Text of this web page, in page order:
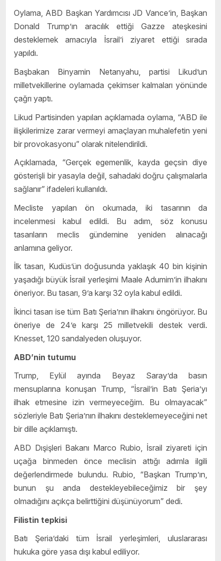
Oylama, ABD Başkan Yardımcısı JD Vance’in, Başkan
Donald Trump’ın aracılık ettiği Gazze ateşkesini
desteklemek amacıyla İsrail’i ziyaret ettiği sırada
yapıldı.
Başbakan Binyamin Netanyahu, partisi Likud’un
milletvekillerine oylamada çekimser kalmaları yönünde
çağrı yaptı.
Likud Partisinden yapılan açıklamada oylama, “ABD ile
ilişkilerimize zarar vermeyi amaçlayan muhalefetin yeni
bir provokasyonu” olarak nitelendirildi.
Açıklamada, “Gerçek egemenlik, kayda geçsin diye
gösterişli bir yasayla değil, sahadaki doğru çalışmalarla
sağlanır” ifadeleri kullanıldı.
Mecliste yapılan ön okumada, iki tasarının da
incelenmesi kabul edildi. Bu adım, söz konusu
tasarıların meclis gündemine yeniden alınacağı
anlamına geliyor.
İlk tasarı, Kudüs’ün doğusunda yaklaşık 40 bin kişinin
yaşadığı büyük İsrail yerleşimi Maale Adumim’in ilhakını
öneriyor. Bu tasarı, 9’a karşı 32 oyla kabul edildi.
İkinci tasarı ise tüm Batı Şeria’nın ilhakını öngörüyor. Bu
öneriye de 24’e karşı 25 milletvekili destek verdi.
Knesset, 120 sandalyeden oluşuyor.
ABD’nin tutumu
Trump, Eylül ayında Beyaz Saray’da basın
mensuplarına konuşan Trump, “İsrail’in Batı Şeria’yı
ilhak etmesine izin vermeyeceğim. Bu olmayacak”
sözleriyle Batı Şeria’nın ilhakını desteklemeyeceğini net
bir dille açıklamıştı.
ABD Dışişleri Bakanı Marco Rubio, İsrail ziyareti için
uçağa binmeden önce meclisin attığı adımla ilgili
değerlendirmede bulundu. Rubio, “Başkan Trump’ın,
bunun şu anda destekleyebileceğimiz bir şey
olmadığını açıkça belirttiğini düşünüyorum” dedi.
Filistin tepkisi
Batı Şeria’daki tüm İsrail yerleşimleri, uluslararası
hukuka göre yasa dışı kabul ediliyor.